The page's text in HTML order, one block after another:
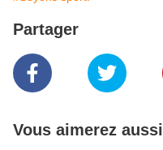
Partager
Vous aimerez aussi